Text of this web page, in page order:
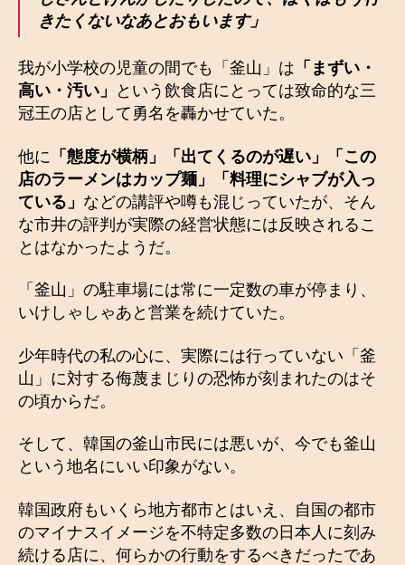
きたくないなあとおもいます」
我が小学校の児童の間でも「釜山」は 「まずい・
高い・汚い」
という飲食店にとっては致命的な三
冠王の店として勇名を轟かせていた。
他に 「態度が横柄」「出てくるのが遅い」「この
店のラーメンはカップ麺」「料理にシャブが入っ
ている」 などの講評や噂も混じっていたが、そん
な市井の評判が実際の経営状態には反映されるこ
とはなかったようだ。
「釜山」の駐車場には常に一定数の車が停まり、
いけしゃしゃあと営業を続けていた。
少年時代の私の心に、実際には行っていない「釜
山」に対する侮蔑まじりの恐怖が刻まれたのはそ
の頃からだ。
そして、韓国の釜山市民には悪いが、今でも釜山
という地名にいい印象がない。
韓国政府もいくら地方都市とはいえ、自国の都市
のマイナスイメージを不特定多数の日本人に刻み
続ける店に、何らかの行動をするべきだったであ